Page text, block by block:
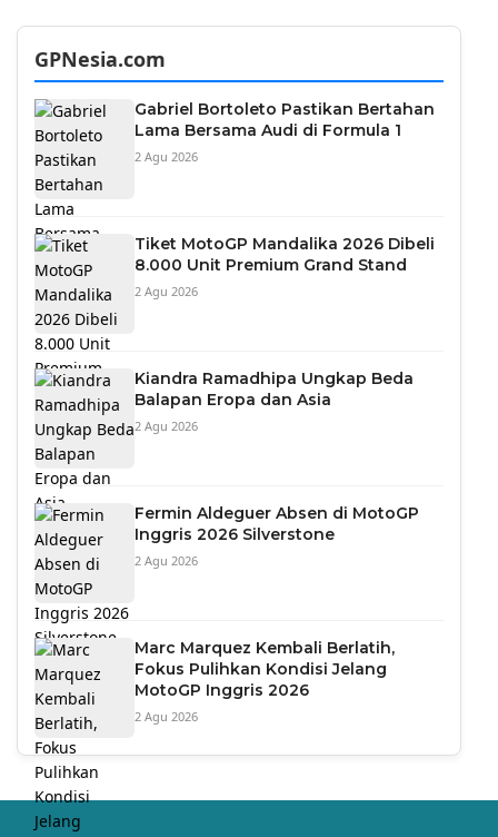
GPNesia.com
Gabriel Bortoleto Pastikan Bertahan
Lama Bersama Audi di Formula 1
2 Agu 2026
Tiket MotoGP Mandalika 2026 Dibeli
8.000 Unit Premium Grand Stand
2 Agu 2026
Kiandra Ramadhipa Ungkap Beda
Balapan Eropa dan Asia
2 Agu 2026
Fermin Aldeguer Absen di MotoGP
Inggris 2026 Silverstone
2 Agu 2026
Marc Marquez Kembali Berlatih,
Fokus Pulihkan Kondisi Jelang
MotoGP Inggris 2026
2 Agu 2026